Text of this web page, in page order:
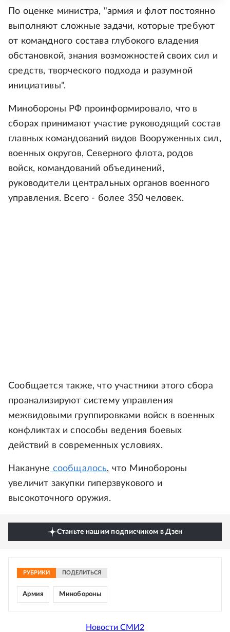
По оценке министра, "армия и флот постоянно
выполняют сложные задачи, которые требуют
от командного состава глубокого владения
обстановкой, знания возможностей своих сил и
средств, творческого подхода и разумной
инициативы".
Минобороны РФ проинформировало, что в
сборах принимают участие руководящий состав
главных командований видов Вооруженных сил,
военных округов, Северного флота, родов
войск, командований объединений,
руководители центральных органов военного
управления. Всего - более 350 человек.
Сообщается также, что участники этого сбора
проанализируют систему управления
межвидовыми группировками войск в военных
конфликтах и способы ведения боевых
действий в современных условиях.
Накануне сообщалось, что Минобороны
увеличит закупки гиперзвукового и
высокоточного оружия.
Станьте нашим подписчиком в Дзен
РУБРИКИ ПОДЕЛИТЬСЯ
Армия Минобороны
Новости СМИ2